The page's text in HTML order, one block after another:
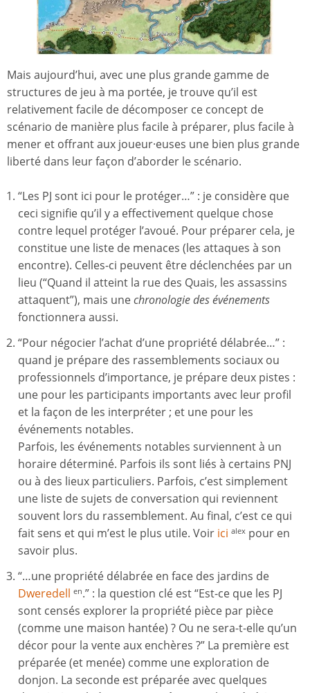
Mais aujourd’hui, avec une plus grande gamme de
structures de jeu à ma portée, je trouve qu’il est
relativement facile de décomposer ce concept de
scénario de manière plus facile à préparer, plus facile à
mener et offrant aux joueur·euses une bien plus grande
liberté dans leur façon d’aborder le scénario.
“Les PJ sont ici pour le protéger…” : je considère que
ceci signifie qu’il y a effectivement quelque chose
contre lequel protéger l’avoué. Pour préparer cela, je
constitue une liste de menaces (les attaques à son
encontre). Celles-ci peuvent être déclenchées par un
lieu (“Quand il atteint la rue des Quais, les assassins
attaquent”), mais unechronologie des événements
fonctionnera aussi.
“Pour négocier l’achat d’une propriété délabrée…” :
quand je prépare des rassemblements sociaux ou
professionnels d’importance, je prépare deux pistes :
une pour les participants importants avec leur profil
et la façon de les interpréter ; et une pour les
événements notables.
Parfois, les événements notables surviennent à un
horaire déterminé. Parfois ils sont liés à certains PNJ
ou à des lieux particuliers. Parfois, c’est simplement
une liste de sujets de conversation qui reviennent
souvent lors du rassemblement. Au final, c’est ce qui
fait sens et qui m’est le plus utile. Voir ici alex pour en
savoir plus.
“…une propriété délabrée en face des jardins de
Dweredell en.” : la question clé est “Est-ce que les PJ
sont censés explorer la propriété pièce par pièce
(comme une maison hantée) ? Ou ne sera-t-elle qu’un
décor pour la vente aux enchères ?” La première est
préparée (et menée) comme une exploration de
donjon. La seconde est préparée avec quelques